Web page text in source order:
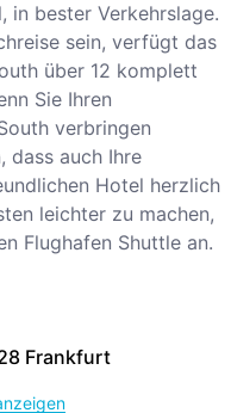
Frankfurt
in bester Verkehrslage.
sein, verfügt das
über 12 komplett
Sie Ihren
verbringen
dass auch Ihre
Hotel herzlich
leichter zu machen,
Flughafen Shuttle an.